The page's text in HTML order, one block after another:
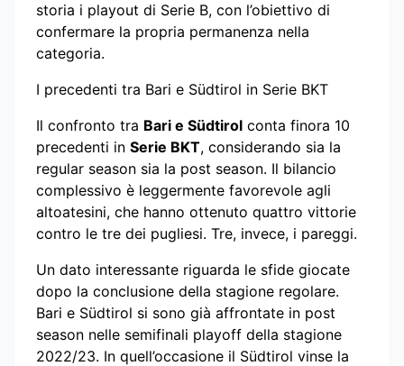
storia i playout di Serie B, con l’obiettivo di
confermare la propria permanenza nella
categoria.
I precedenti tra Bari e Südtirol in Serie BKT
Il confronto tra Bari e Südtirol conta finora 10
precedenti in Serie BKT, considerando sia la
regular season sia la post season. Il bilancio
complessivo è leggermente favorevole agli
altoatesini, che hanno ottenuto quattro vittorie
contro le tre dei pugliesi. Tre, invece, i pareggi.
Un dato interessante riguarda le sfide giocate
dopo la conclusione della stagione regolare.
Bari e Südtirol si sono già affrontate in post
season nelle semifinali playoff della stagione
2022/23. In quell’occasione il Südtirol vinse la